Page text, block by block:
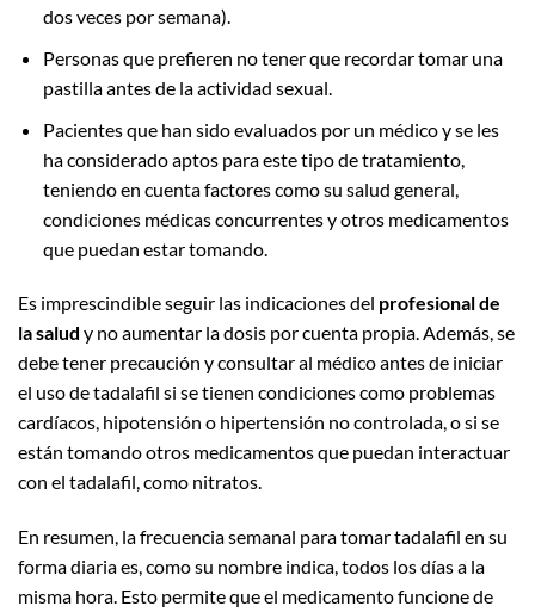
dos veces por semana).
Personas que prefieren no tener que recordar tomar una
pastilla antes de la actividad sexual.
Pacientes que han sido evaluados por un médico y se les
ha considerado aptos para este tipo de tratamiento,
teniendo en cuenta factores como su salud general,
condiciones médicas concurrentes y otros medicamentos
que puedan estar tomando.
Es imprescindible seguir las indicaciones del profesional de
la salud y no aumentar la dosis por cuenta propia. Además, se
debe tener precaución y consultar al médico antes de iniciar
el uso de tadalafil si se tienen condiciones como problemas
cardíacos, hipotensión o hipertensión no controlada, o si se
están tomando otros medicamentos que puedan interactuar
con el tadalafil, como nitratos.
En resumen, la frecuencia semanal para tomar tadalafil en su
forma diaria es, como su nombre indica, todos los días a la
misma hora. Esto permite que el medicamento funcione de